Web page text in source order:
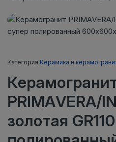
Категория:Керамика и
PRIMAVERA/
золотая